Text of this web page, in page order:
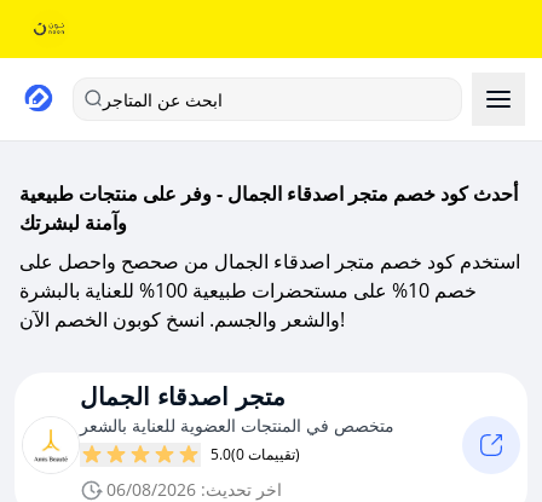
ابحث عن المتاجر
أحدث كود خصم متجر اصدقاء الجمال - وفر على منتجات طبيعية
وآمنة لبشرتك
استخدم كود خصم متجر اصدقاء الجمال من صحصح واحصل على
خصم 10% على مستحضرات طبيعية 100% للعناية بالبشرة
والشعر والجسم. انسخ كوبون الخصم الآن!
متجر اصدقاء الجمال
متخصص في المنتجات العضوية للعناية بالشعر
5.0 (0 تقييمات)
اخر تحديث: 06/08/2026